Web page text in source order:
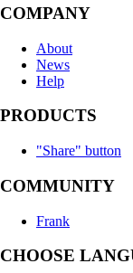
COMPANY
About
News
Help
PRODUCTS
"Share" button
COMMUNITY
Frank
CHOOSE